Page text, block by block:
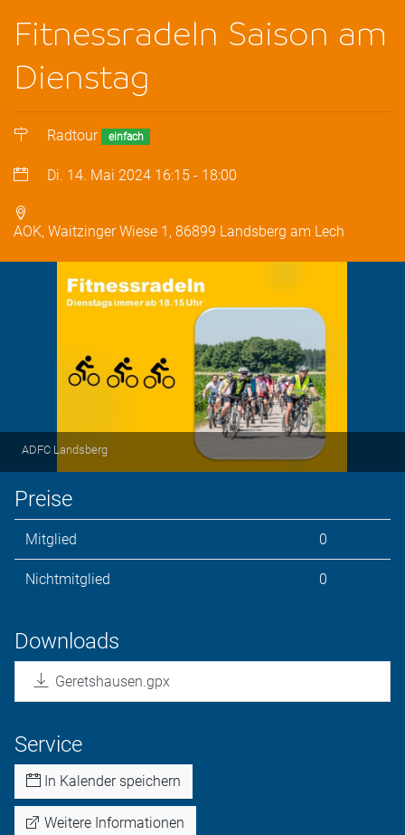
Fitnessradeln Saison am
Dienstag
Radtour einfach
Di. 14. Mai 2024 16:15 - 18:00
AOK, Waitzinger Wiese 1, 86899 Landsberg am Lech
ADFC Landsberg
Preise
Mitglied 0
Nichtmitglied 0
Downloads
Geretshausen.gpx
Service
In Kalender speichern
Weitere Informationen